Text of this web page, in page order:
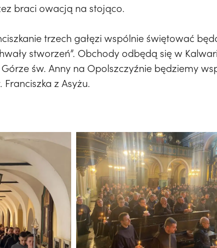
braci owacją na stojąco.
trzech gałęzi wspólnie świętować
stworzeń”. Obchody odbędą się w
św. Anny na Opolszczyźnie będziemy
z Asyżu.